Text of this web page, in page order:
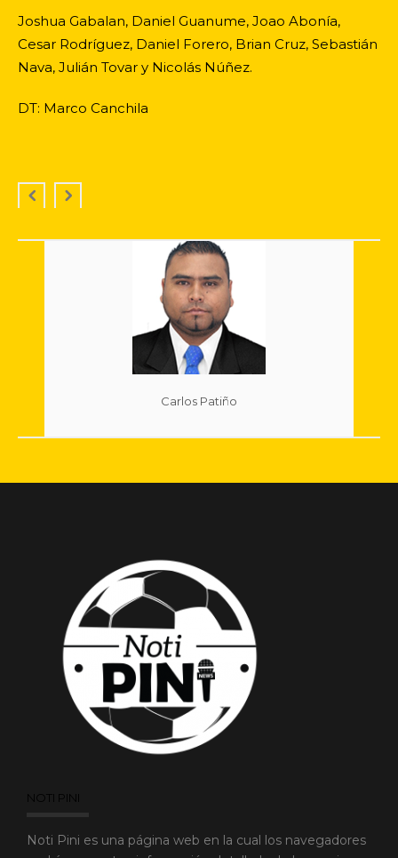
Joshua Gabalan, Daniel Guanume, Joao Abonía,
Cesar Rodríguez, Daniel Forero, Brian Cruz, Sebastián
Nava, Julián Tovar y Nicolás Núñez.
DT: Marco Canchila
Carlos Patiño
NOTI PINI
Noti Pini es una página web en la cual los navegadores